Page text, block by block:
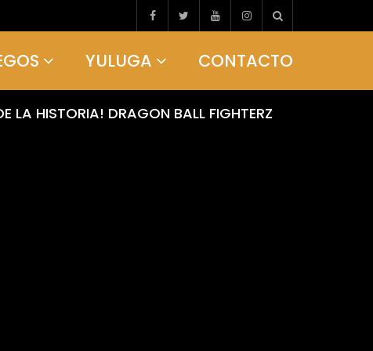
YULUGA CONTACTO
LA HISTORIA! DRAGON BALL FIGHTERZ